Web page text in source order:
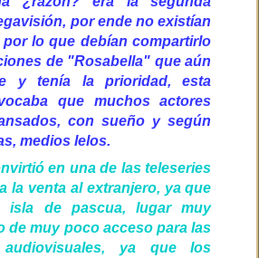
por ende no existían
lo que debían compartirlo
de "Rosabella" que aún
y tenía la prioridad, esta
que muchos actores
con sueño y según
medios lelos.
en una de las teleseries
la venta al extranjero, ya que
isla de pascua, lugar muy
de muy poco acceso para las
audiovisuales, ya que los